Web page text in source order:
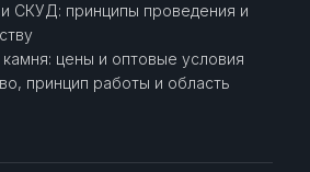
СКУД: принципы проведения и
цены и оптовые условия
принцип работы и область